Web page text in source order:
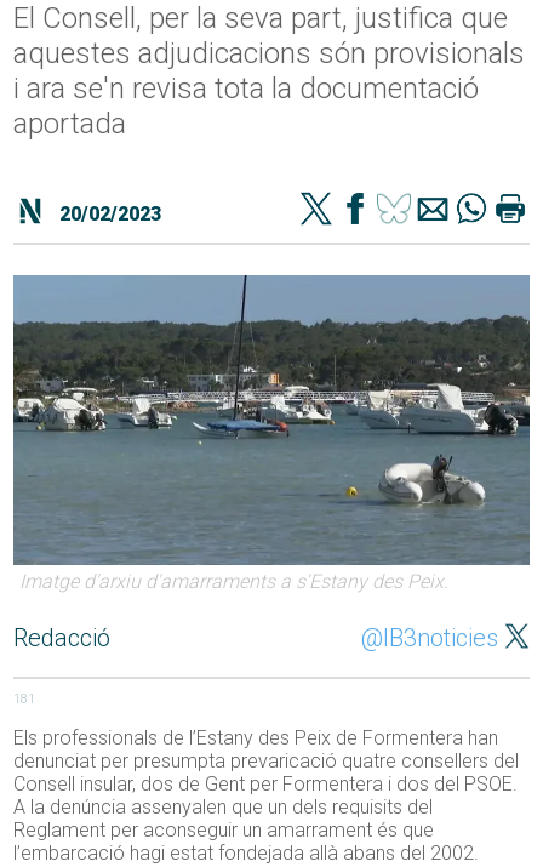
El Consell, per la seva part, justifica que
aquestes adjudicacions són provisionals
i ara se'n revisa tota la documentació
aportada
20/02/2023
Imatge d'arxiu d'amarraments a s'Estany des Peix.
Redacció @IB3noticies
181
Els professionals de l’Estany des Peix de Formentera han
denunciat per presumpta prevaricació quatre consellers del
Consell insular, dos de Gent per Formentera i dos del PSOE.
A la denúncia assenyalen que un dels requisits del
Reglament per aconseguir un amarrament és que
l’embarcació hagi estat fondejada allà abans del 2002.